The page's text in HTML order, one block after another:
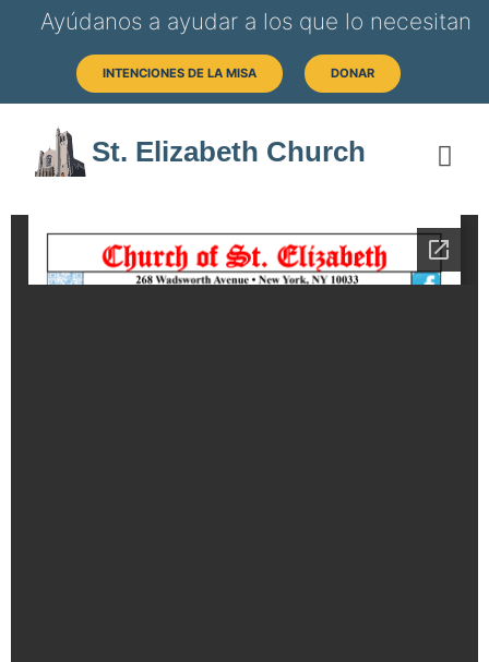
Ayúdanos a ayudar a los que lo necesitan
INTENCIONES DE LA MISA DONAR
St. Elizabeth Church